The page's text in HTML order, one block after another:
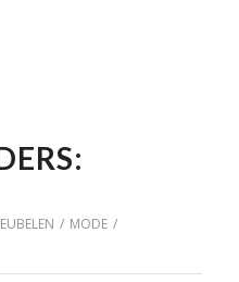
/ MODE /